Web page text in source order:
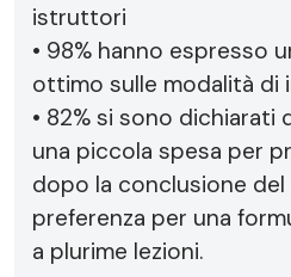
istruttori
• 98% hanno espresso
ottimo sulle modalità di
• 82% si sono
una piccola spesa per
dopo la conclusione
preferenza per una
a plurime lezioni.